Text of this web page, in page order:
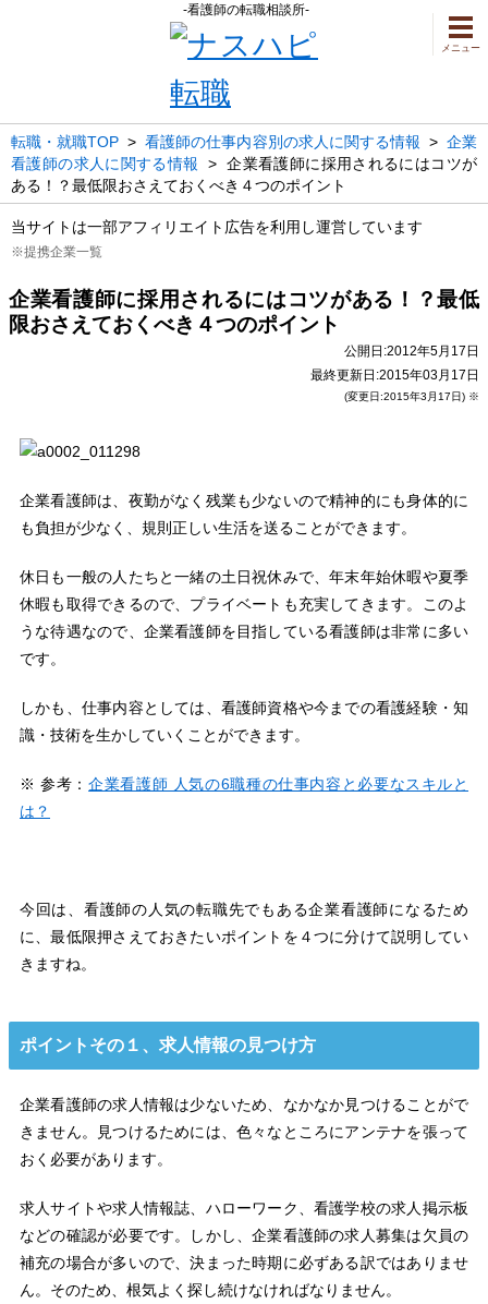
-看護師の転職相談所-
メニュー
転職・就職TOP >看護師の仕事内容別の求人に関する情報 > 企業
看護師の求人に関する情報
>企業看護師に採用されるにはコツが
ある！？最低限おさえておくべき４つのポイント
当サイトは一部アフィリエイト広告を利用し運営しています
※提携企業一覧
企業看護師に採用されるにはコツがある！？最低
限おさえておくべき４つのポイント
公開日:2012年5月17日
最終更新日:2015年03月17日
(変更日:2015年3月17日) ※
企業看護師は、夜勤がなく残業も少ないので精神的にも身体的に
も負担が少なく、規則正しい生活を送ることができます。
休日も一般の人たちと一緒の土日祝休みで、年末年始休暇や夏季
休暇も取得できるので、プライベートも充実してきます。このよ
うな待遇なので、企業看護師を目指している看護師は非常に多い
です。
しかも、仕事内容としては、看護師資格や今までの看護経験・知
識・技術を生かしていくことができます。
※ 参考：企業看護師 人気の6職種の仕事内容と必要なスキルと
は？
今回は、看護師の人気の転職先でもある企業看護師になるため
に、最低限押さえておきたいポイントを４つに分けて説明してい
きますね。
ポイントその１、求人情報の見つけ方
企業看護師の求人情報は少ないため、なかなか見つけることがで
きません。見つけるためには、色々なところにアンテナを張って
おく必要があります。
求人サイトや求人情報誌、ハローワーク、看護学校の求人掲示板
などの確認が必要です。しかし、企業看護師の求人募集は欠員の
補充の場合が多いので、決まった時期に必ずある訳ではありませ
ん。そのため、根気よく探し続けなければなりません。